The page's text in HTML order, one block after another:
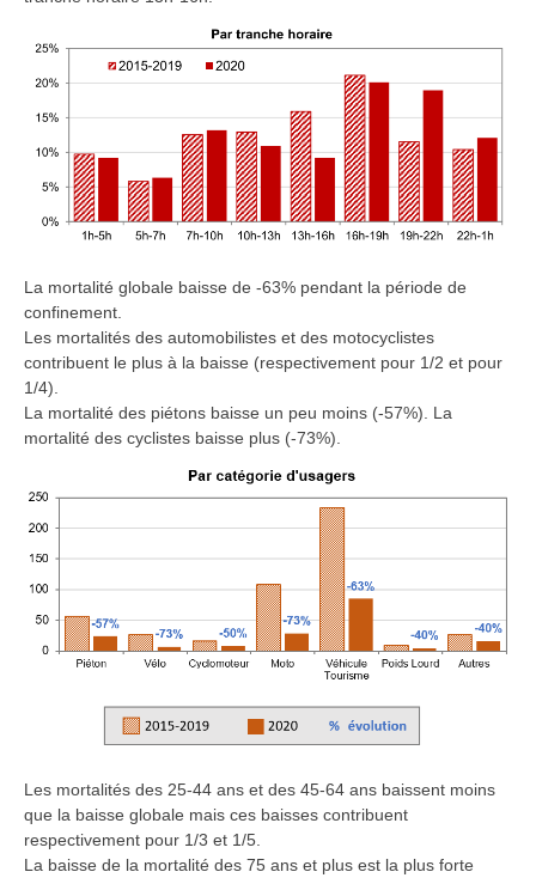
La mortalité globale baisse de -63% pendant la période de
confinement.
Les mortalités des automobilistes et des motocyclistes
contribuent le plus à la baisse (respectivement pour 1/2 et pour
1/4).
La mortalité des piétons baisse un peu moins (-57%). La
mortalité des cyclistes baisse plus (-73%).
Les mortalités des 25-44 ans et des 45-64 ans baissent moins
que la baisse globale mais ces baisses contribuent
respectivement pour 1/3 et 1/5.
La baisse de la mortalité des 75 ans et plus est la plus forte